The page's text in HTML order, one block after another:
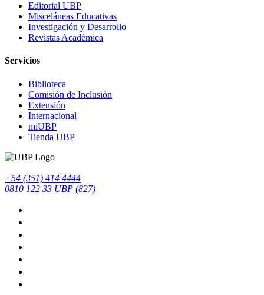
Editorial UBP
Misceláneas Educativas
Investigación y Desarrollo
Revistas Académica
Servicios
Biblioteca
Comisión de Inclusión
Extensión
Internacional
miUBP
Tienda UBP
+54 (351) 414 4444
0810 122 33 UBP (827)